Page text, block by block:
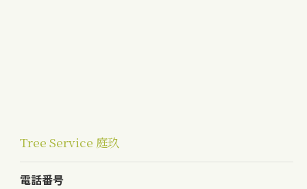
Tree Service 庭玖
電話番号